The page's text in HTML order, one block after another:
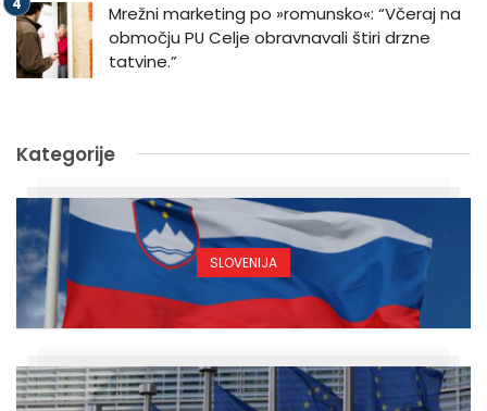
Mrežni marketing po »romunsko«: “Včeraj na
območju PU Celje obravnavali štiri drzne
tatvine.”
Kategorije
SLOVENIJA